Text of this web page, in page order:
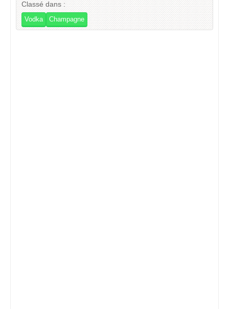
Classé dans :
Vodka Champagne